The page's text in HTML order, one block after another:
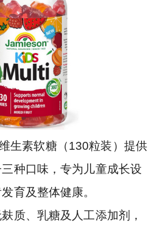
生素软糖（130粒装）提供
种口味，专为儿童成长设
育及整体健康。
质、乳糖及人工添加剂，